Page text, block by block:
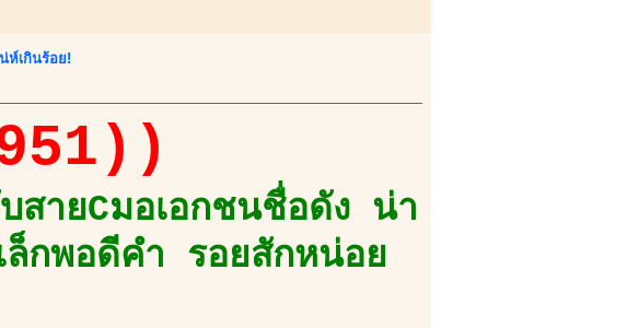
ห์เกินร้อย!
สายCมอเอกชนชื่อดัง น่า
กพอดีคำ รอยสักหน่อย